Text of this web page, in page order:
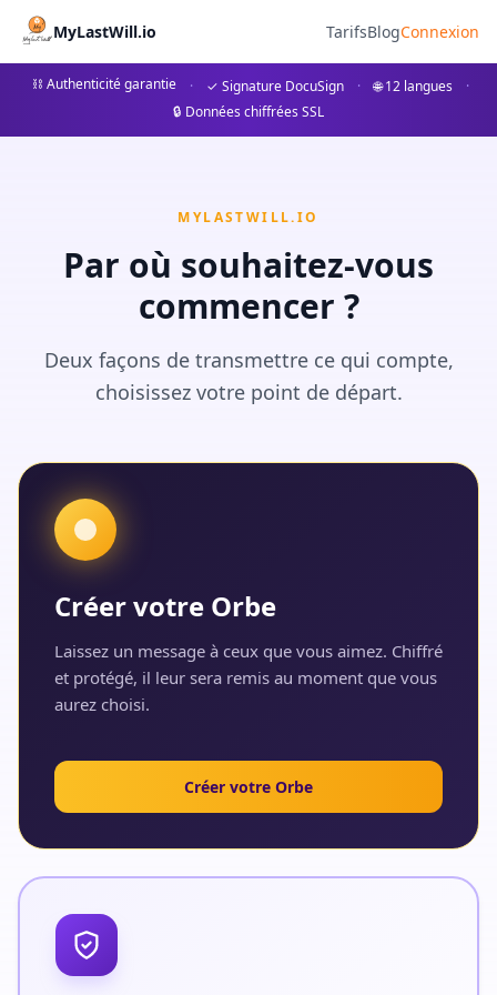
MyLastWill.io TarifsBlogConnexion
⛓ Authenticité garantie · ✓ Signature DocuSign · 🌐 12 langues
·
🔒 Données chiffrées SSL
MYLASTWILL.IO
Par où souhaitez-vous
commencer ?
Deux façons de transmettre ce qui compte,
choisissez votre point de départ.
Créer votre Orbe
Laissez un message à ceux que vous aimez. Chiffré
et protégé, il leur sera remis au moment que vous
aurez choisi.
Créer votre Orbe
À Propos de MyLastWill
MyLastWill.io est une plateforme WillTech développée
Notre assistante IA « My » vous guide pas à pas pour